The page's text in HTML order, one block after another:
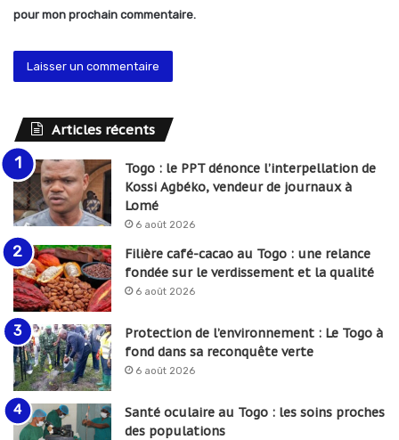
pour mon prochain commentaire.
Articles récents
Togo : le PPT dénonce l’interpellation de
Kossi Agbéko, vendeur de journaux à
Lomé
6 août 2026
Filière café-cacao au Togo : une relance
fondée sur le verdissement et la qualité
6 août 2026
Protection de l’environnement : Le Togo à
fond dans sa reconquête verte
6 août 2026
Santé oculaire au Togo : les soins proches
des populations